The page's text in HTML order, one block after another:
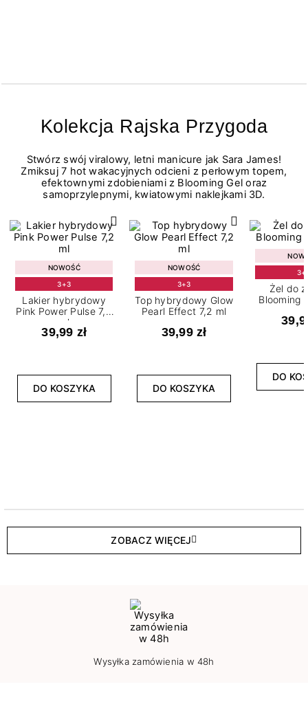
Kolekcja Rajska Przygoda
Stwórz swój viralowy, letni manicure jak Sara James!
Zmiksuj 7 hot wakacyjnych odcieni z perłowym topem,
efektownymi zdobieniami z Blooming Gel oraz
samoprzylepnymi, kwiatowymi naklejkami 3D.
NOWOŚĆ
3+3
Lakier hybrydowy
Pink Power Pulse 7,2
ml
39,99 zł
DO KOSZYKA
NOWOŚĆ
3+3
Top hybrydowy Glow
Pearl Effect 7,2 ml
39,99 zł
DO KOSZYKA
Żel do
Blooming
DO
ZOBACZ WIĘCEJ
Wysyłka zamówienia w 48h